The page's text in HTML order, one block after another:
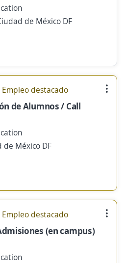
de México DF
Empleo destacado
de Alumnos / Call
de México DF
Empleo destacado
(en campus)